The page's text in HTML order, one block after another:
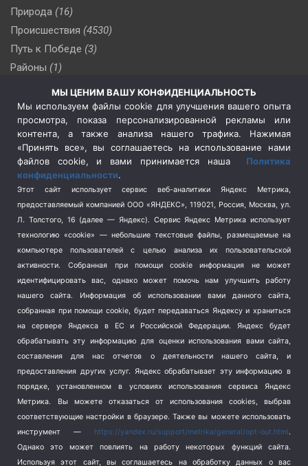
Природа (16)
Происшествия (4530)
Путь к Победе (3)
Районы (1)
(509)
Сельское хозяйство (3)
Социальная политика
(3)
Спецоперация в Украине
Спецоперация на Украине
(404)
Спорт (740)
Терроризм (1)
Транспорт (262)
Туризм (178)
Флот (76)
Школа и спорт (2)
Экология (8)
Экономика (1172)
МЫ ЦЕНИМ ВАШУ КОНФИДЕНЦИАЛЬНОСТЬ
Мы используем файлы cookie для улучшения вашего опыта
просмотра, показа персонализированной рекламы или
контента, а также анализа нашего трафика. Нажимая
«Принять все», вы соглашаетесь на использование нами
файлов cookie, и вами принимается наша Политика
конфиденциальности.
Этот сайт использует сервис веб-аналитики Яндекс Метрика,
предоставляемый компанией ООО «ЯНДЕКС», 119021, Россия, Москва, ул.
Л. Толстого, 16 (далее — Яндекс). Сервис Яндекс Метрика использует
технологию «cookie» — небольшие текстовые файлы, размещаемые на
компьютере пользователей с целью анализа их пользовательской
активности.
Собранная при помощи cookie информация не может
идентифицировать вас, однако может помочь нам улучшить работу
нашего сайта. Информация об использовании вами данного сайта,
собранная при помощи cookie, будет передаваться Яндексу и храниться
на сервере Яндекса в ЕС и Российской Федерации. Яндекс будет
обрабатывать эту информацию для оценки использования вами сайта,
составления для нас отчетов о деятельности нашего сайта, и
предоставления других услуг. Яндекс обрабатывает эту информацию в
порядке, установленном в условиях использования сервиса Яндекс
Метрика.
Вы можете отказаться от использования cookies, выбрав
соответствующие настройки в браузере. Также вы можете использовать
инструмент — https://yandex.ru/support/metrika/general/opt-out.html.
Однако это может повлиять на работу некоторых функций сайта.
Используя этот сайт, вы соглашаетесь на обработку данных о вас